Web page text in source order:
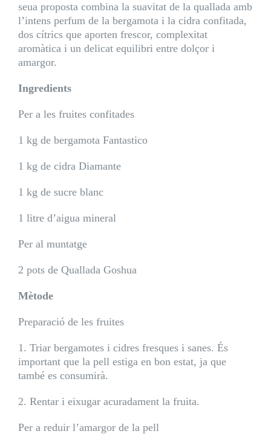
seua proposta combina la suavitat de la quallada amb
l’intens perfum de la bergamota i la cidra confitada,
dos cítrics que aporten frescor, complexitat
aromàtica i un delicat equilibri entre dolçor i
amargor.
Ingredients
Per a les fruites confitades
1 kg de bergamota Fantastico
1 kg de cidra Diamante
1 kg de sucre blanc
1 litre d’aigua mineral
Per al muntatge
2 pots de Quallada Goshua
Mètode
Preparació de les fruites
1. Triar bergamotes i cidres fresques i sanes. És
important que la pell estiga en bon estat, ja que
també es consumirà.
2. Rentar i eixugar acuradament la fruita.
Per a reduir l’amargor de la pell